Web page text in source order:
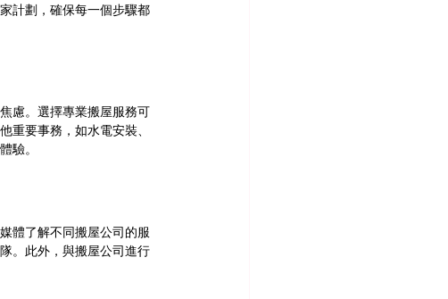
計劃，確保每一個步驟都
慮。選擇專業搬屋服務可
重要事務，如水電安裝、
驗。
體了解不同搬屋公司的服
。此外，與搬屋公司進行